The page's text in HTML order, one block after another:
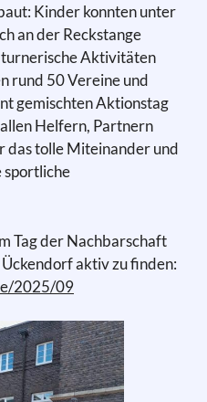
Kinder konnten unter
an der Reckstange
Aktivitäten
rund 50 Vereine und
gemischten Aktionstag
Helfern, Partnern
das tolle Miteinander und
sportliche
Tag der Nachbarschaft
aktiv zu finden:
2025/09